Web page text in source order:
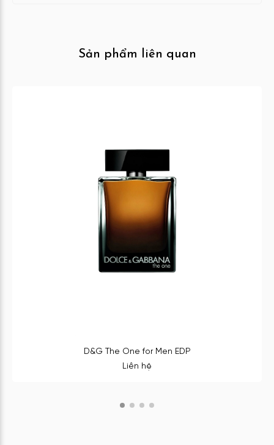
Sản phẩm liên quan
D&G The One for Men EDP
Liên hệ